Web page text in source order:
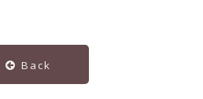
Back